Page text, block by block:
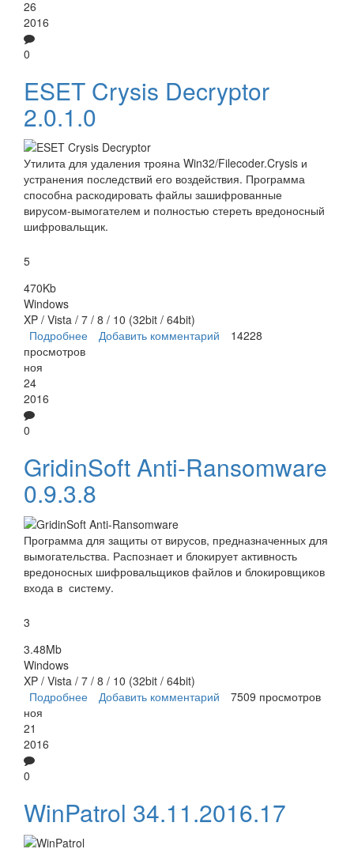
26
2016
0
ESET Crysis Decryptor
2.0.1.0
Утилита для удаления трояна Win32/Filecoder.Crysis и
устранения последствий его воздействия. Программа
способна раскодировать файлы зашифрованные
вирусом-вымогателем и полностью стереть вредоносный
шифровальщик.
5
470Kb
Windows
XP / Vista / 7 / 8 / 10 (32bit / 64bit)
Подробнее о ESET Crysis Decryptor
Добавить комментарий
14228
просмотров
ноя
24
2016
0
GridinSoft Anti-Ransomware
0.9.3.8
Программа для защиты от вирусов, предназначенных для
вымогательства. Распознает и блокирует активность
вредоносных шифровальщиков файлов и блокировщиков
входа в систему.
3
3.48Mb
Windows
XP / Vista / 7 / 8 / 10 (32bit / 64bit)
Подробнее о GridinSoft Anti-Ransomware
Добавить комментарий
7509 просмотров
ноя
21
2016
0
WinPatrol 34.11.2016.17